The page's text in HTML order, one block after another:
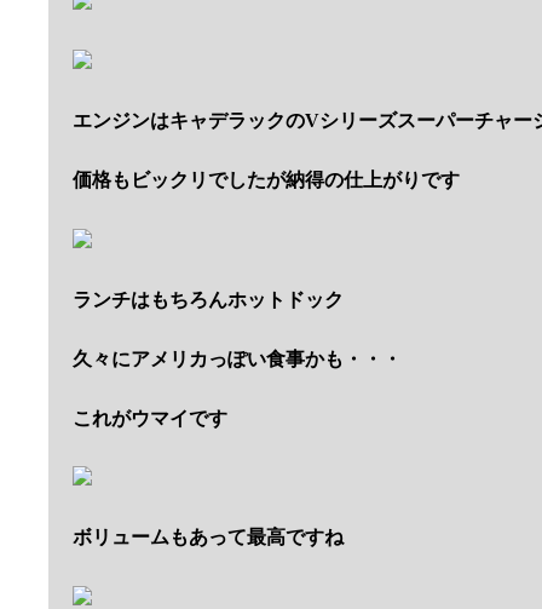
エンジンはキャデラックのVシリーズスーパーチャー
価格もビックリでしたが納得の仕上がりです
ランチはもちろんホットドック
久々にアメリカっぽい食事かも・・・
これがウマイです
ボリュームもあって最高ですね